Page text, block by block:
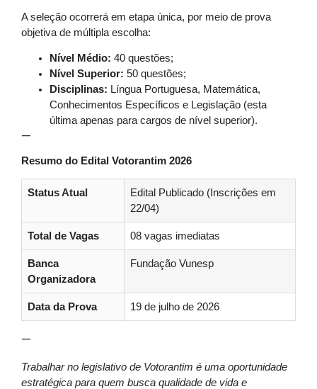
A seleção ocorrerá em etapa única, por meio de prova
objetiva de múltipla escolha:
Nível Médio: 40 questões;
Nível Superior: 50 questões;
Disciplinas: Língua Portuguesa, Matemática,
Conhecimentos Específicos e Legislação (esta
última apenas para cargos de nível superior).
—
Resumo do Edital Votorantim 2026
Status Atual
Edital Publicado (Inscrições em
22/04)
Total de Vagas 08 vagas imediatas
Banca
Organizadora
Fundação Vunesp
Data da Prova 19 de julho de 2026
—
Trabalhar no legislativo de Votorantim é uma oportunidade
estratégica para quem busca qualidade de vida e